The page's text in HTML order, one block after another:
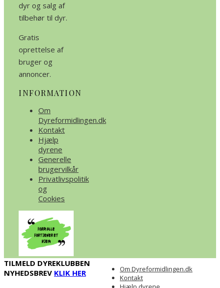
dyr og salg af
tilbehør til dyr.
Gratis
oprettelse af
bruger og
annoncer.
INFORMATION
Om
Dyreformidlingen.dk
Kontakt
Hjælp
dyrene
Generelle
brugervilkår
Privatlivspolitik
og
Cookies
Om Dyreformidlingen.dk
Kontakt
TILMELD DYREKLUBBEN
NYHEDSBREV KLIK HER